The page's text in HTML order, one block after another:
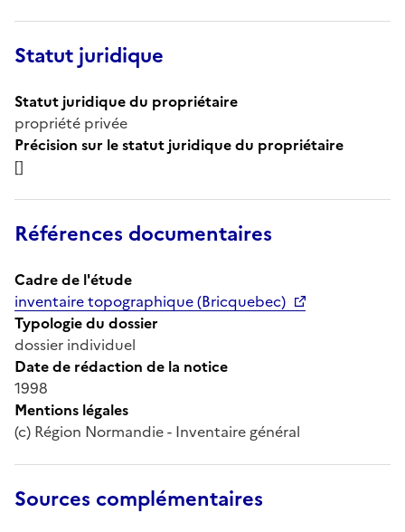
Statut juridique
Statut juridique du propriétaire
propriété privée
Précision sur le statut juridique du propriétaire
[]
Références documentaires
Cadre de l'étude
inventaire topographique (Bricquebec)
Typologie du dossier
dossier individuel
Date de rédaction de la notice
1998
Mentions légales
(c) Région Normandie - Inventaire général
Sources complémentaires